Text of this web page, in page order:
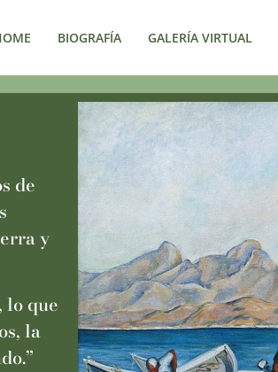
BIOGRAFÍA GALERÍA VIRTUAL
de
y
lo que
la